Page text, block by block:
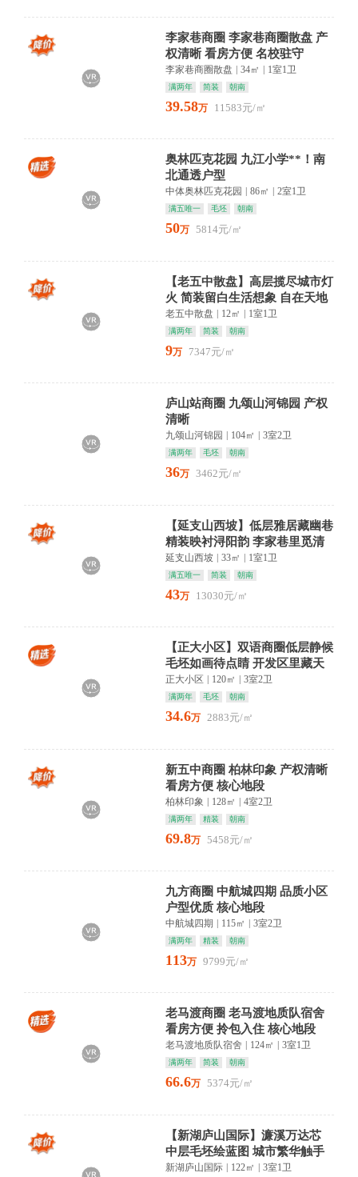
李家巷商圈 李家巷商圈散盘 产
权清晰 看房方便 名校驻守
李家巷商圈散盘 | 34㎡ | 1室1卫
满两年 简装 朝南
39.58万 11583元/㎡
奥林匹克花园 九江小学**！南
北通透户型
中体奥林匹克花园 86㎡ 2室1卫
满五唯一 毛坯 朝南
50万 5814元/㎡
【老五中散盘】高层揽尽城市灯
火 简装留白生活想象 自在天地
任舒展看房方便 产权清
老五中散盘 | 12㎡ | 1室1卫
满两年 简装 朝南
9万 7347元/㎡
庐山站商圈 九颂山河锦园 产权
清晰
九颂山河锦园 104㎡ 3室2卫
满两年 毛坯 朝南
36万 3462元/㎡
【延支山西坡】低层雅居藏幽巷
精装映衬浔阳韵 李家巷里觅清
欢产权清晰 看房方便
延支山西坡 | 33㎡ | 1室1卫
满五唯一 简装 朝南
43万 13030元/㎡
【正大小区】双语商圈低层静候
毛坯如画待点睛 开发区里藏天
地
正大小区 120㎡ 3室2卫
满两年 毛坯 朝南
34.6万 2883元/㎡
新五中商圈 柏林印象 产权清晰
看房方便 核心地段
柏林印象 | 128㎡ | 4室2卫
满两年 精装 朝南
69.8万 5458元/㎡
九方商圈 中航城四期 品质小区
户型优质 核心地段
中航城四期 115㎡ 3室2卫
满两年 精装 朝南
113万 9799元/㎡
老马渡商圈 老马渡地质队宿舍
看房方便 拎包入住 核心地段
老马渡地质队宿舍 124㎡ 3室1卫
满两年 简装 朝南
66.6万 5374元/㎡
【新湖庐山国际】濂溪万达芯
中层毛坯绘蓝图 城市繁华触手
可及
新湖庐山国际 | 122㎡ | 3室1卫